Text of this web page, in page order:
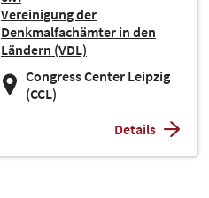
Vereinigung der
Denkmalfachämter in den
Ländern (VDL)
Congress Center Leipzig
(CCL)
Details